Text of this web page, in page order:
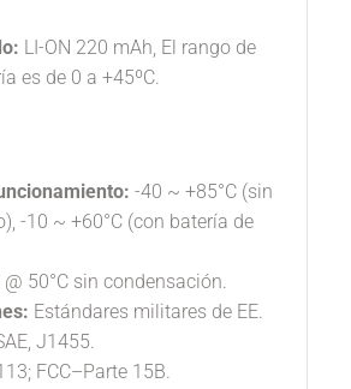
LI-ON 220 mAh, El rango de
es de 0 a +45ºC.
-40 ~ +85°C (sin
-10 ~ +60°C (con batería de
@ 50°C sin condensación.
Estándares militares de EE.
J1455.
FCC–Parte 15B.